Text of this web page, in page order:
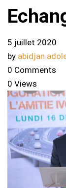
5 juillet 2020
by abidjan
0 Comments
0 Views